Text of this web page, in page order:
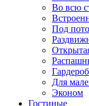
Во всю
Под
Гардероб
Для
Эконом
Гостиные